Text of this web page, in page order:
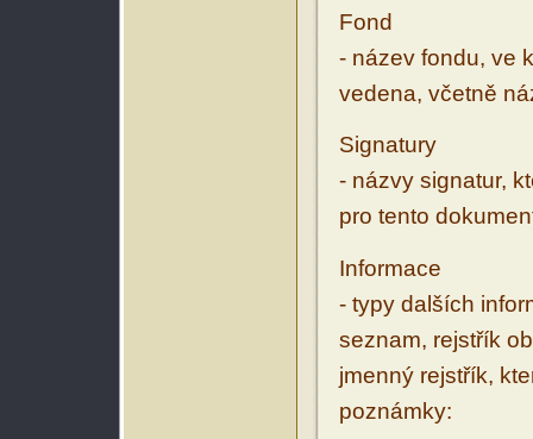
Fond
- název fondu, ve
vedena, včetně
Signatury
- názvy signatur,
pro tento
Informace
- typy dalších
seznam, rejstřík
jmenný rejstřík,
poznámky: